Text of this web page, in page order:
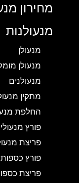
מחירון מנעולן
מנעולנות
מנעולן
מנעולן מומלץ
מנעולנים
מתקין מנעולים
החלפת מנעולים
פורץ מנעולים
פריצת מנעולים
פורץ כספות
פריצת כספות